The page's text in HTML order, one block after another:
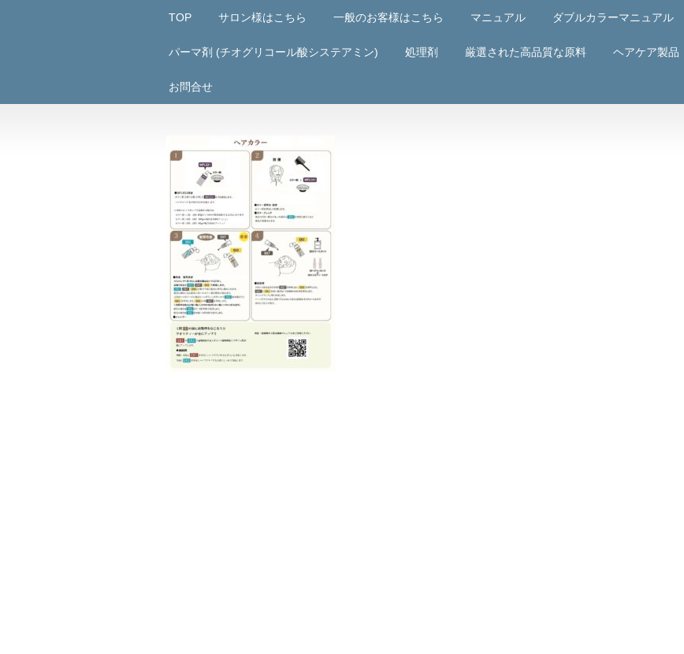
TOP サロン様はこちら 一般のお客様はこちら マニュアル ダブルカラーマニュアル
パーマ剤 (チオグリコール酸システアミン) 処理剤 厳選された高品質な原料 ヘアケア製品
お問合せ